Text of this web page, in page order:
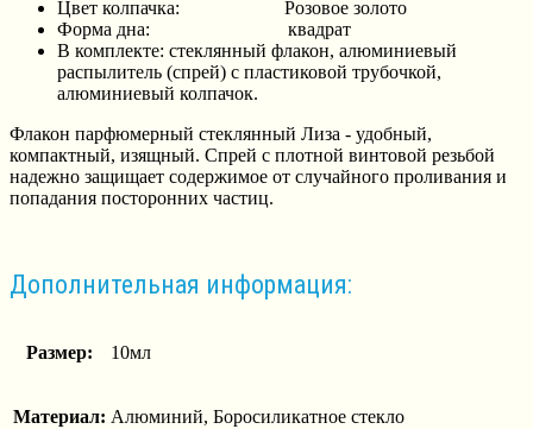
Цвет колпачка: Розовое золото
Форма дна: квадрат
В комплекте: стеклянный флакон, алюминиевый
распылитель (спрей) с пластиковой трубочкой,
алюминиевый колпачок.
Флакон парфюмерный стеклянный Лиза - удобный,
компактный, изящный. Спрей с плотной винтовой резьбой
надежно защищает содержимое от случайного проливания и
попадания посторонних частиц.
Дополнительная информация:
Размер: 10мл
Материал: Алюминий, Боросиликатное стекло